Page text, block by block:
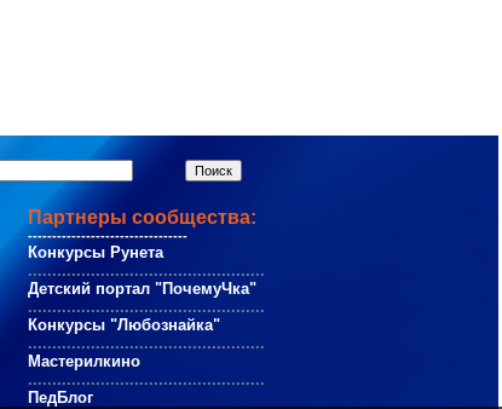
Партнеры сообщества:
---------------------------------
Конкурсы Рунета
.................................................
Детский портал "ПочемуЧка"
.................................................
Конкурсы "Любознайка"
.................................................
Мастерилкино
.................................................
ПедБлог